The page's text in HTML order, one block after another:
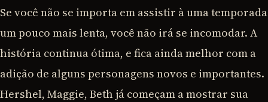
Se você não se importa em assistir à uma temporada
um pouco mais lenta, você não irá se incomodar. A
história continua ótima, e fica ainda melhor com a
adição de alguns personagens novos e importantes.
Hershel, Maggie, Beth já começam a mostrar sua